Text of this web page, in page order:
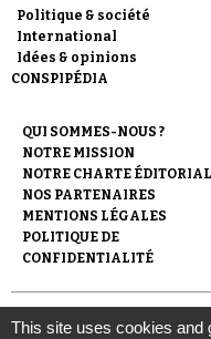
Politique & société
International
Idées & opinions
CONSPIPÉDIA
QUI SOMMES-NOUS ?
NOTRE MISSION
NOTRE CHARTE
NOS PARTENAIRES
MENTIONS LÉGALES
POLITIQUE DE
CONFIDENTIALITÉ
© 2007- 2026
l'Observatoire du
This site uses cookies and